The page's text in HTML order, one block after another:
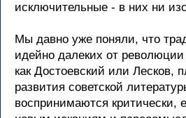
исключительные - в них ни
Мы давно уже поняли, что
идейно далеких от
как Достоевский или Лесков,
развития советской
воспринимаются критически,